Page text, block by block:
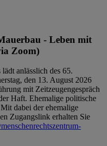
- Leben mit
Zoom)
anlässlich des 65.
den 13. August 2026
mit Zeitzeugengespräch
Haft. Ehemalige politische
dabei der ehemalige
Zugangslink erhalten Sie